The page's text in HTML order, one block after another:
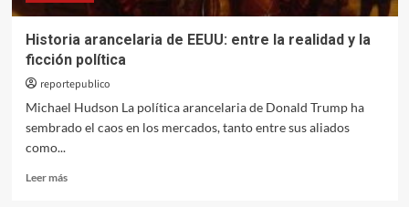
Historia arancelaria de EEUU: entre la realidad y la
ficción política
reportepublico
Michael Hudson La política arancelaria de Donald Trump ha
sembrado el caos en los mercados, tanto entre sus aliados
como...
Leer másLeer